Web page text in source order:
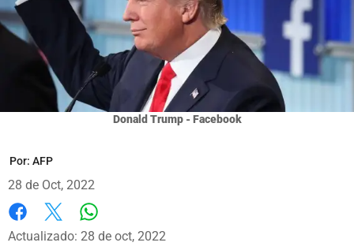
Donald Trump - Facebook
Por: AFP
28 de Oct, 2022
Facebook
X
Actualizado: 28 de oct, 2022